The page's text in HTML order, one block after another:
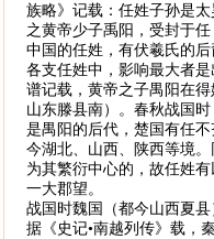
族略》记载：任姓子孙是
之黄帝少子禹阳，受封于
中国的任姓，有伏羲氏的后
各支任姓中，影响最大者
谱记载，黄帝之子禺阳在
山东滕县南）。春秋战国
是禺阳的后代，楚国有任
今湖北、山西、陕西等境
为其繁衍中心的，故任姓
一大郡望。
战国时魏国（都今山西夏县
据《史记•南越列传》载，